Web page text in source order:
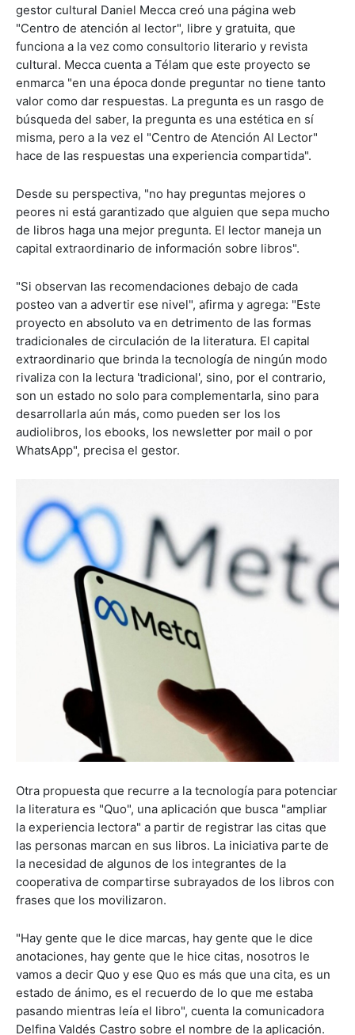
gestor cultural Daniel Mecca creó una página web
"Centro de atención al lector", libre y gratuita, que
funciona a la vez como consultorio literario y revista
cultural. Mecca cuenta a Télam que este proyecto se
enmarca "en una época donde preguntar no tiene tanto
valor como dar respuestas. La pregunta es un rasgo de
búsqueda del saber, la pregunta es una estética en sí
misma, pero a la vez el "Centro de Atención Al Lector"
hace de las respuestas una experiencia compartida".
Desde su perspectiva, "no hay preguntas mejores o
peores ni está garantizado que alguien que sepa mucho
de libros haga una mejor pregunta. El lector maneja un
capital extraordinario de información sobre libros".
"Si observan las recomendaciones debajo de cada
posteo van a advertir ese nivel", afirma y agrega: "Este
proyecto en absoluto va en detrimento de las formas
tradicionales de circulación de la literatura. El capital
extraordinario que brinda la tecnología de ningún modo
rivaliza con la lectura 'tradicional', sino, por el contrario,
son un estado no solo para complementarla, sino para
desarrollarla aún más, como pueden ser los los
audiolibros, los ebooks, los newsletter por mail o por
WhatsApp", precisa el gestor.
Otra propuesta que recurre a la tecnología para potenciar
la literatura es "Quo", una aplicación que busca "ampliar
la experiencia lectora" a partir de registrar las citas que
las personas marcan en sus libros. La iniciativa parte de
la necesidad de algunos de los integrantes de la
cooperativa de compartirse subrayados de los libros con
frases que los movilizaron.
"Hay gente que le dice marcas, hay gente que le dice
anotaciones, hay gente que le hice citas, nosotros le
vamos a decir Quo y ese Quo es más que una cita, es un
estado de ánimo, es el recuerdo de lo que me estaba
pasando mientras leía el libro", cuenta la comunicadora
Delfina Valdés Castro sobre el nombre de la aplicación.